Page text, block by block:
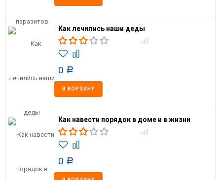
Как лечились наши деды
0 Р
В КОРЗИНУ
Как навести порядок в доме и в жизни
0 Р